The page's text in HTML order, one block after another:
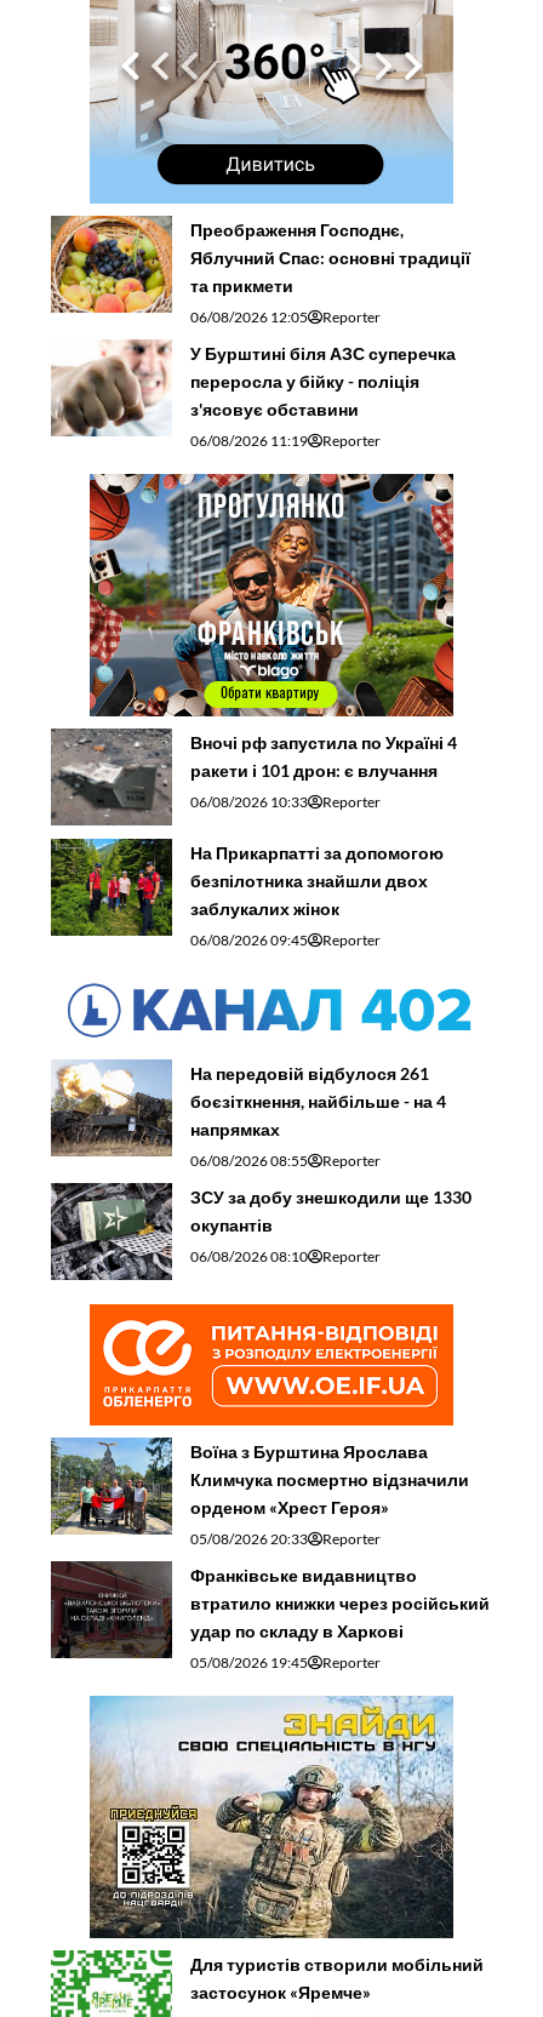
Преображення Господнє,
Яблучний Спас: основні традиції
та прикмети
06/08/2026 12:05 Reporter
У Бурштині біля АЗС суперечка
переросла у бійку - поліція
з'ясовує обставини
06/08/2026 11:19 Reporter
Вночі рф запустила по Україні 4
ракети і 101 дрон: є влучання
06/08/2026 10:33 Reporter
На Прикарпатті за допомогою
безпілотника знайшли двох
заблукалих жінок
06/08/2026 09:45 Reporter
На передовій відбулося 261
боєзіткнення, найбільше - на 4
напрямках
06/08/2026 08:55 Reporter
ЗСУ за добу знешкодили ще 1330
окупантів
06/08/2026 08:10 Reporter
Воїна з Бурштина Ярослава
Климчука посмертно відзначили
орденом «Хрест Героя»
05/08/2026 20:33 Reporter
Франківське видавництво
втратило книжки через російський
удар по складу в Харкові
05/08/2026 19:45 Reporter
Для туристів створили мобільний
застосунок «Яремче»